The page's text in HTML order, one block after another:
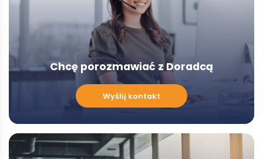
Chcę porozmawiać z Doradcą
porozmawiać
Doradcą
-
Modal
Wyślij kontakt